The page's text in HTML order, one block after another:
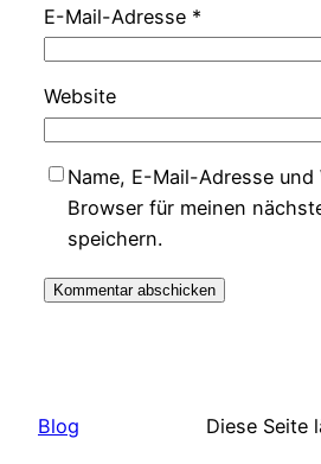
E-Mail-Adresse *
Website
Name, E-Mail-Adresse und
Browser für meinen
speichern.
Blog Diese Seite